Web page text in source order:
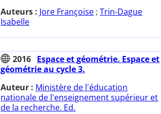
Auteurs : Jore Françoise ;Trin-Dague
Isabelle
2016 Espace et géométrie. Espace et
géométrie au cycle 3.
Auteur : Ministère de l'éducation
nationale de l'enseignement supérieur et
de la recherche. Ed.